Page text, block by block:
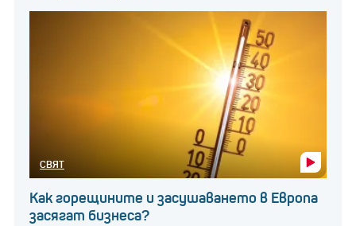
СВЯТ
Как горещините и засушаването в Европа
засягат бизнеса?